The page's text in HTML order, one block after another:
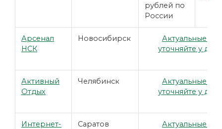
рублей по
России
Арсенал
НСК
Новосибирск
Актуальные
уточняйте у
Активный
Отдых
Челябинск
Актуальные
уточняйте у
Интернет-
Саратов
Актуальные